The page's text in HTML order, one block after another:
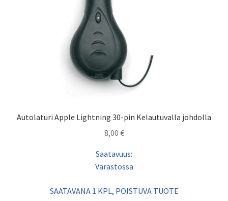
Autolaturi Apple Lightning 30-pin Kelautuvalla johdolla
8,00 €
Saatavuus:
Varastossa
SAATAVANA 1 KPL, POISTUVA TUOTE